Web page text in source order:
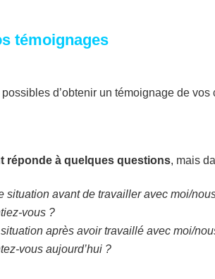
témoignages
d’obtenir un témoignage de vos
réponde à quelques questions, mais
situation avant de travailler avec moi/
vous ?
après avoir travaillé avec moi/
vous aujourd’hui ?